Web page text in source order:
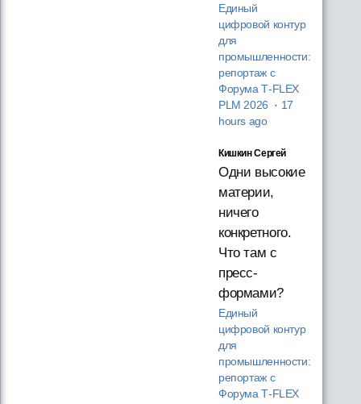
Единый
цифровой контур
для
промышленности:
репортаж с
Форума T‑FLEX
PLM 2026 · 17
hours ago
Кишкин Сергей
Одни высокие
материи,
ничего
конкретного.
Что там с
пресс-
формами?
Единый
цифровой контур
для
промышленности:
репортаж с
Форума T‑FLEX